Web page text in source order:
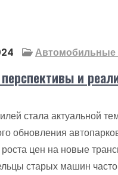
Автомобильные
и
стала актуальной
обновления
роста цен на новые
старых машин часто